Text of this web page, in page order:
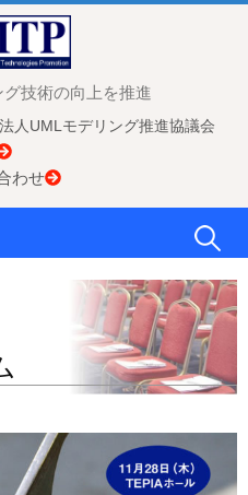
グ技術の向上を推進
人UMLモデリング推進協議会
わせ
検
索: